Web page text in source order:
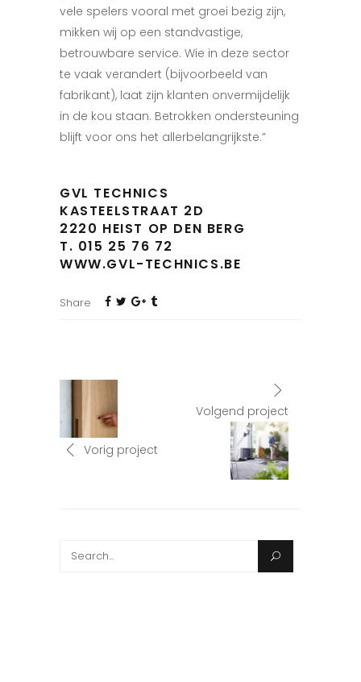
vele spelers vooral met groei bezig zijn,
mikken wij op een standvastige,
betrouwbare service. Wie in deze sector
te vaak verandert (bijvoorbeeld van
fabrikant), laat zijn klanten onvermijdelijk
in de kou staan. Betrokken ondersteuning
blijft voor ons het allerbelangrijkste.”
GVL TECHNICS
KASTEELSTRAAT 2D
2220 HEIST OP DEN BERG
T. 015 25 76 72
WWW.GVL-TECHNICS.BE
Share
Vorig project
Volgend project
Search